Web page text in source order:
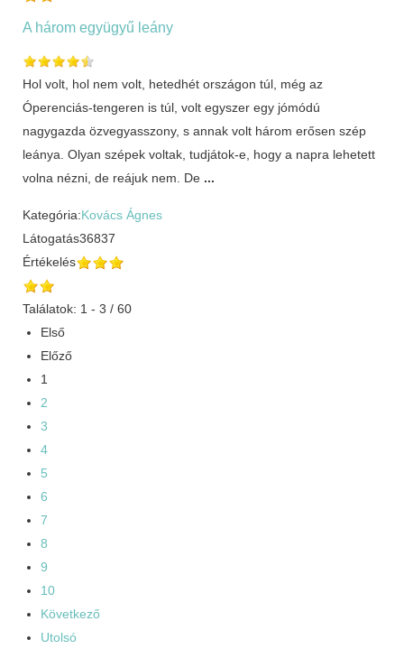
A három együgyű leány
Hol volt, hol nem volt, hetedhét országon túl, még az
Óperenciás-tengeren is túl, volt egyszer egy jómódú
nagygazda özvegyasszony, s annak volt három erősen szép
leánya. Olyan szépek voltak, tudjátok-e, hogy a napra lehetett
volna nézni, de reájuk nem. De ...
Kategória:Kovács Ágnes
Látogatás36837
Értékelés
Találatok: 1 - 3 / 60
Első
Előző
1
2
3
4
5
6
7
8
9
10
Következő
Utolsó